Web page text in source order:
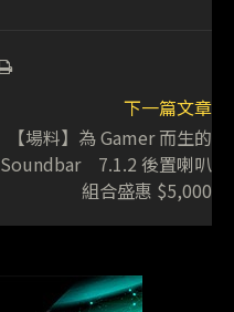
下一篇文章
【場料】為 Gamer 而生的
Soundbar 7.1.2 後置喇叭
組合盛惠 $5,000